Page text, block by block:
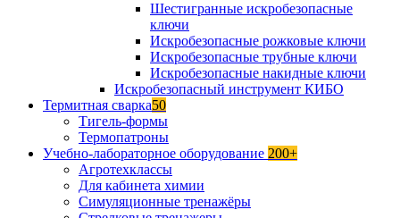
Шестигранные искробезопасные
ключи
Искробезопасные рожковые ключи
Искробезопасные трубные ключи
Искробезопасные накидные ключи
Искробезопасный инструмент КИБО
Термитная сварка50
Тигель-формы
Термопатроны
Учебно-лабораторное оборудование 200+
Агротехклассы
Для кабинета химии
Симуляционные тренажёры